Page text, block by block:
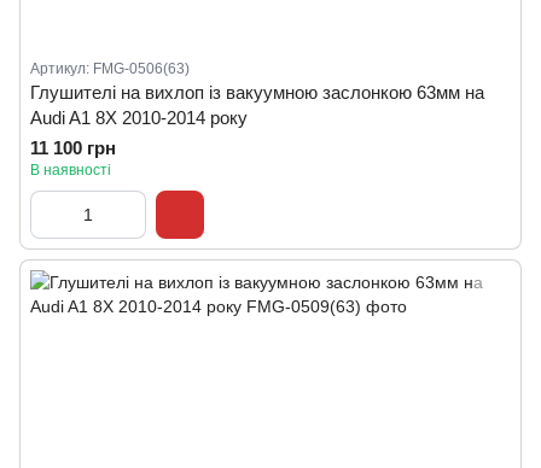
Артикул: FMG-0506(63)
Глушителі на вихлоп із вакуумною заслонкою 63мм на
Audi A1 8X 2010-2014 року
11 100 грн
В наявності